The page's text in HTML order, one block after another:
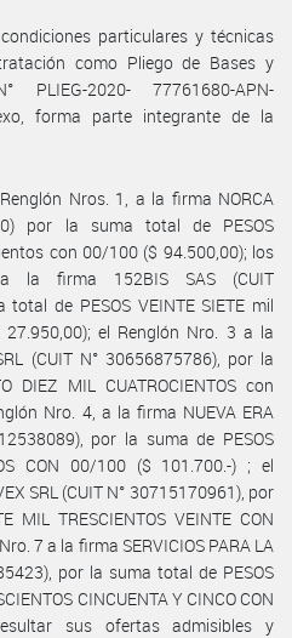
particulares y técnicas
como Pliego de Bases y
PLIEG-2020- 77761680-APN-
forma parte integrante de la
Nros. 1, a la firma NORCA
por la suma total de PESOS
con 00/100 ($ 94.500,00); los
la firma 152BIS SAS (CUIT
de PESOS VEINTE SIETE mil
27.950,00); el Renglón Nro. 3 a la
(CUIT N° 30656875786), por la
DIEZ MIL CUATROCIENTOS con
Nro. 4, a la firma NUEVA ERA
por la suma de PESOS
CON 00/100 ($ 101.700.-) ; el
SRL (CUIT N° 30715170961), por
MIL TRESCIENTOS VEINTE CON
7 a la firma SERVICIOS PARA LA
por la suma total de PESOS
CINCUENTA Y CINCO CON
sus ofertas admisibles y